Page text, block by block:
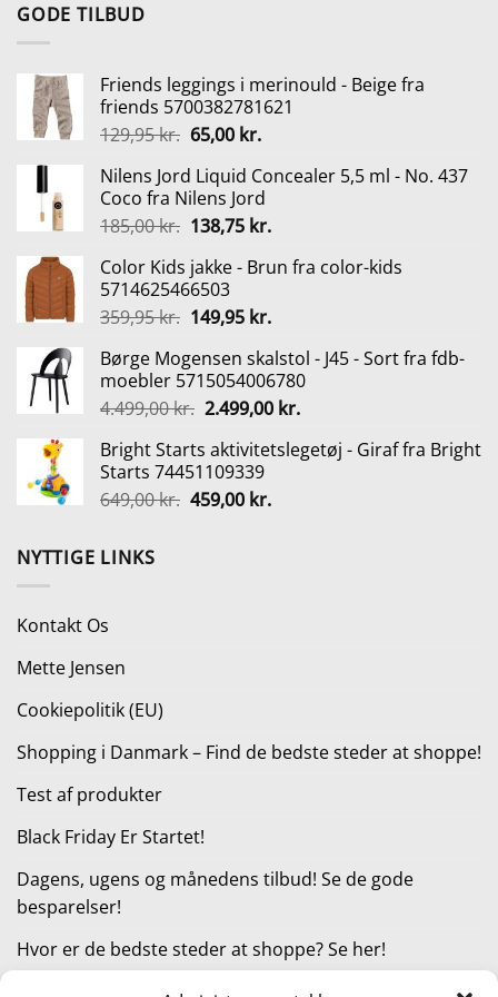
GODE TILBUD
Friends leggings i merinould - Beige fra
friends 5700382781621
129,95kr. Den
pris
var:
129,95 kr..
65,00 kr.Den
pris
er:
65,00 kr..
Nilens Jord Liquid Concealer 5,5 ml - No. 437
Coco fra Nilens Jord
185,00kr. Den
pris
var:
185,00 kr..
138,75 kr.Den
pris
138,75 kr..
Color Kids jakke - Brun fra color-kids
5714625466503
359,95kr. Den
pris
var:
359,95 kr..
149,95 kr.Den
pris
er:
149,95 kr..
Børge Mogensen skalstol - J45 - Sort fra fdb-
moebler 5715054006780
4.499,00kr. Den
pris
var:
4.499,00 kr..
2.499,00 kr.Den
pris
Bright Starts aktivitetslegetøj - Giraf fra Bright
Starts 74451109339
649,00kr. Den
459,00 kr.Den
NYTTIGE LINKS
Kontakt Os
Mette Jensen
Cookiepolitik (EU)
Shopping i Danmark – Find de bedste steder at shoppe!
Test af produkter
Black Friday Er Startet!
Dagens, ugens og månedens tilbud! Se de gode
besparelser!
Hvor er de bedste steder at shoppe? Se her!